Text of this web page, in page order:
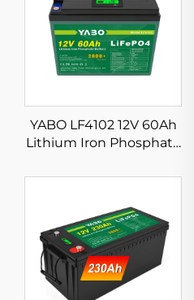
YABO LF4102 12V 60Ah
Lithium Iron Phosphate
Cycle Lithium Baterya
Trolling Motor at Off
Grid na Aplikasyon